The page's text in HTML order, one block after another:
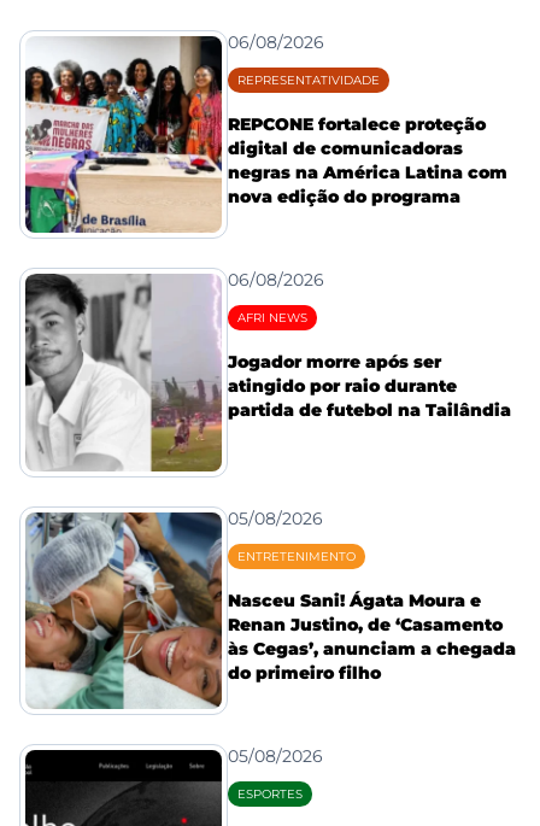
06/08/2026
REPRESENTATIVIDADE
REPCONE fortalece proteção
digital de comunicadoras
negras na América Latina com
nova edição do programa
06/08/2026
AFRI NEWS
Jogador morre após ser
atingido por raio durante
partida de futebol na Tailândia
05/08/2026
ENTRETENIMENTO
Nasceu Sani! Ágata Moura e
Renan Justino, de ‘Casamento
às Cegas’, anunciam a chegada
do primeiro filho
05/08/2026
ESPORTES